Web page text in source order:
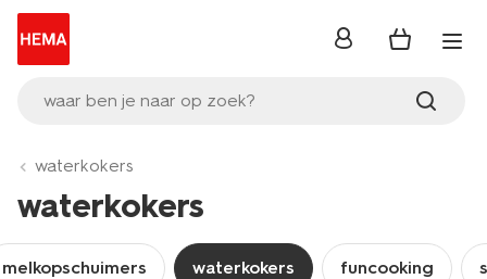
waar ben je naar op zoek?
inloggen
waterkokers
waterkokers
melkopschuimers waterkokers funcooking